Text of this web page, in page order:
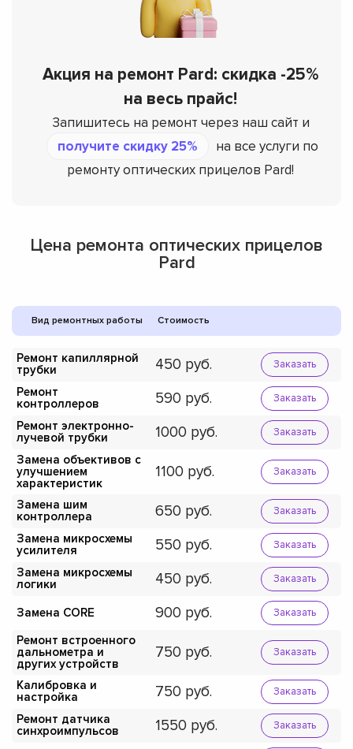
Акция на ремонт Pard: скидка -25%
на весь прайс!
Запишитесь на ремонт через наш сайт и
получите скидку 25%
на все услуги по
ремонту оптических прицелов Pard!
Цена ремонта оптических прицелов
Pard
Вид ремонтных работы Стоимость
Ремонт капиллярной
трубки
450 Заказать
Ремонт
контроллеров
590 Заказать
Ремонт электронно-
лучевой трубки
1000 Заказать
Замена объективов с
улучшением
характеристик
1100 Заказать
Замена шим
контроллера
650 Заказать
Замена микросхемы
усилителя
550 Заказать
Замена микросхемы
логики
450 Заказать
Замена CORE 900 Заказать
Ремонт встроенного
дальнометра и
других устройств
750 Заказать
Калибровка и
настройка
750 Заказать
Ремонт датчика
синхроимпульсов
1550 Заказать